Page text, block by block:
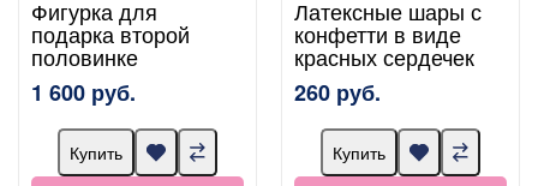
Фигурка для
подарка второй
половинке
1 600 руб.
Купить
Латексные шары с
конфетти в виде
красных сердечек
260 руб.
Купить